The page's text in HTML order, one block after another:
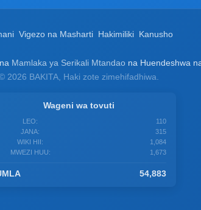
Vigezo na Masharti Hakimiliki Kanusho
Mamlaka ya Serikali Mtandao na Huendeshwa
2026 BAKITA, Haki zote zimehifadhiwa.
Wageni wa tovuti
LEO:
110
JANA:
315
WIKI HII:
1,084
MWEZI HUU:
1,673
54,883